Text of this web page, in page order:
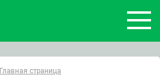
Главная страница